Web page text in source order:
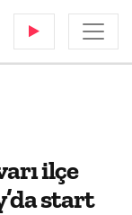
ilçe
start